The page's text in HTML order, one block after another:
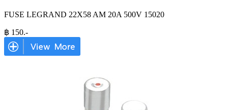
FUSE LEGRAND 22X58 AM 20A 500V 15020
฿ 150.-